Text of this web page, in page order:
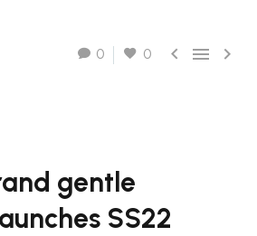
0 0   
gentle
SS22